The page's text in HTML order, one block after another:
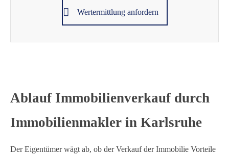
Wertermittlung anfordern
Ablauf Immobilienverkauf durch
Immobilienmakler in Karlsruhe
Der Eigentümer wägt ab, ob der Verkauf der Immobilie Vorteile